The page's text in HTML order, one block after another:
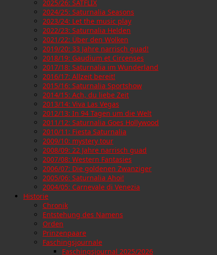
2025/26: SATFLIX
2024/25: Saturnalia Seasons
2023/24: Let the music play
2022/23: Saturnalia Helden
2021/22: Über den Wolken
2019/20: 33 Jahre narrisch guad!
2018/19: Gaudium et Circenses
2017/18: Saturnalia im Wunderland
2016/17: Allzeit bereit!
2015/16: Saturnalia Sportshow
2014/15: Ach, du liebe Zeit
2013/14: Viva Las Vegas
2012/13: In 94 Tagen um die Welt
2011/12: Saturnalia Goes Hollywood
2010/11: Fiesta Saturnalia
2009/10: mystery tour
2008/09: 22 Jahre narrisch guad
2007/08: Western Fantasies
2006/07: Die goldenen Zwanziger
2005/06: Saturnalia Ahoi!
2004/05: Carnevale di Venezia
Historie
Chronik
Entstehung des Namens
Orden
Prinzenpaare
Faschingsjournale
Faschingsjournal 2025/2026